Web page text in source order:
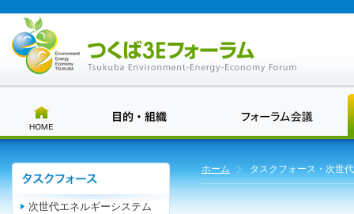
ホーム タスクフォース・次世
次世代エネルギーシステム